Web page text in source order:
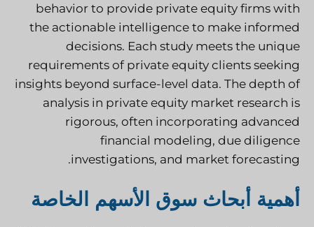
behavior to provide private equity firms with
the actionable intelligence to make informed
decisions. Each study meets the unique
requirements of private equity clients seeking
insights beyond surface-level data. The depth of
analysis in private equity market research is
rigorous, often incorporating advanced
financial modeling, due diligence
investigations, and market forecasting.
أهمية أبحاث سوق الأسهم الخاصة